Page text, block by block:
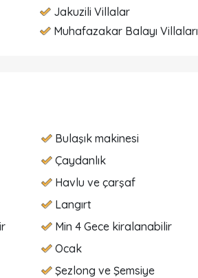
Jakuzili Villalar
Muhafazakar Balayı Villaları
Bulaşık makinesi
Çaydanlık
Havlu ve çarşaf
Langırt
Min 4 Gece kiralanabilir
Ocak
Şezlong ve Şemsiye